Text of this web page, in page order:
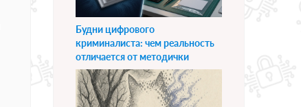
Будни цифрового
криминалиста: чем реальность
отличается от методички